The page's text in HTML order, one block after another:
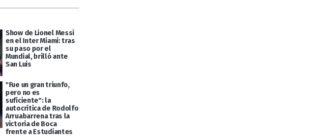
Show de Lionel Messi
en el Inter Miami: tras
su paso por el
Mundial, brilló ante
San Luis
"Fue un gran triunfo,
pero no es
suficiente": la
autocrítica de Rodolfo
Arruabarrena tras la
victoria de Boca
frente a Estudiantes